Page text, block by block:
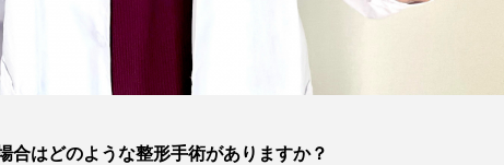
合はどのような整形手術がありますか？